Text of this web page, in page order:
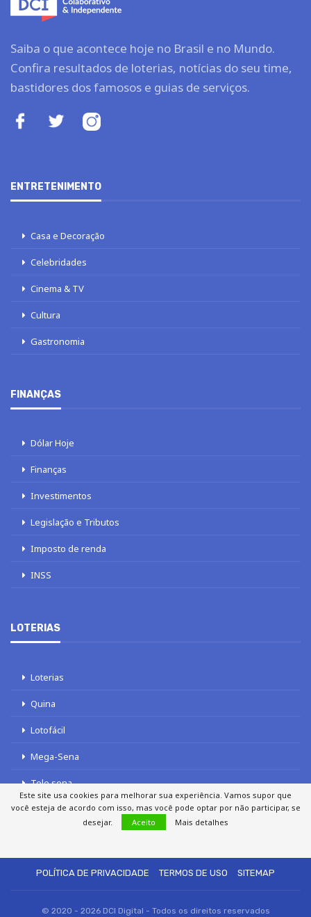
Saiba o que acontece hoje no Brasil e no Mundo.
Confira resultados de loterias, notícias do seu time,
bastidores dos famosos e guias de serviços.
ENTRETENIMENTO
Casa e Decoração
Celebridades
Cinema & TV
Cultura
Gastronomia
FINANÇAS
Dólar Hoje
Finanças
Investimentos
Legislação e Tributos
Imposto de renda
INSS
LOTERIAS
Loterias
Quina
Lotofácil
Mega-Sena
Tele sena
POLÍTICA DE PRIVACIDADE
TERMOS DE USO SITEMAP
© 2020 - 2026 DCI Digital - Todos os direitos reservados
Este site usa cookies para melhorar sua experiência. Vamos supor que
você esteja de acordo com isso, mas você pode optar por não participar, se
desejar.
Aceito Mais detalhes